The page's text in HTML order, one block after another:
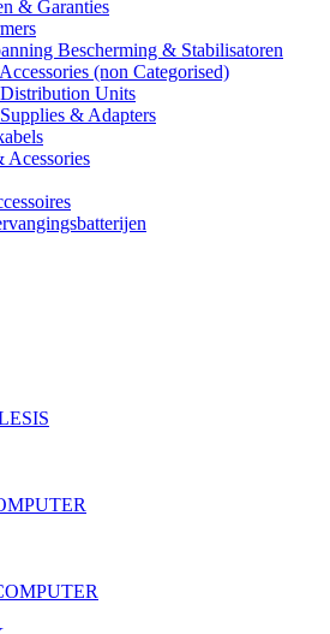
& Garanties
Bescherming & Stabilisatoren
(non Categorised)
Units
& Adapters
Acessories